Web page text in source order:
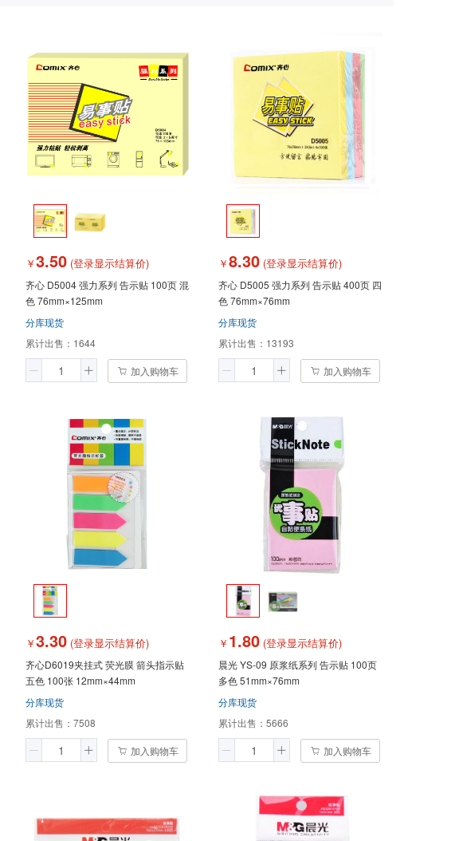
￥3.50 (登录显示结算价)
齐心 D5004 强力系列 告示贴 100页 混
色 76mm×125mm
分库现货
累计出售： 1644
加入购物车
￥8.30 (登录显示结算价)
齐心 D5005 强力系列 告示贴 400页 四
色 76mm×76mm
分库现货
累计出售： 13193
加入购物车
￥3.30 (登录显示结算价)
齐心D6019夹挂式 荧光膜 箭头指示贴
五色 100张 12mm×44mm
分库现货
累计出售： 7508
加入购物车
￥ 1.80 (登录显示结算价)
晨光 YS-09 原浆纸系列 告示贴 100页
多色 51mm×76mm
分库现货
累计出售： 5666
加入购物车